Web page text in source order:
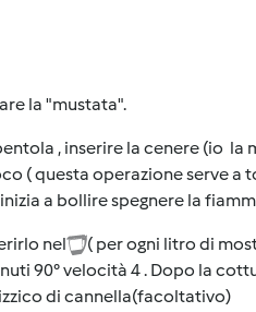
la "mustata".
, inserire la cenere (io
( questa operazione serve a
a bollire spegnere la
nel
( per ogni litro di
90° velocità 4 . Dopo la
di cannella(facoltativo)